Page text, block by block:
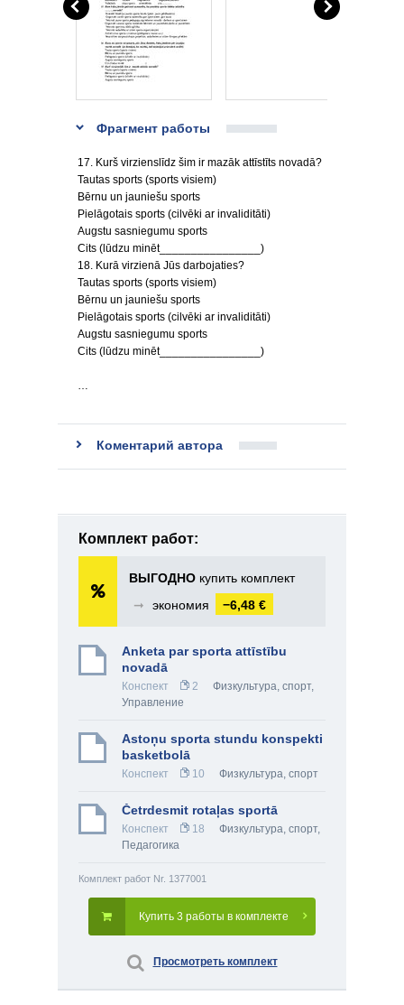
Фрагмент работы
17. Kurš virzienslīdz šim ir mazāk attīstīts novadā?
Tautas sports (sports visiem)
Bērnu un jauniešu sports
Pielāgotais sports (cilvēki ar invaliditāti)
Augstu sasniegumu sports
Cits (lūdzu minēt________________)
18. Kurā virzienā Jūs darbojaties?
Tautas sports (sports visiem)
Bērnu un jauniešu sports
Pielāgotais sports (cilvēki ar invaliditāti)
Augstu sasniegumu sports
Cits (lūdzu minēt________________)
…
Коментарий автора
Комплект работ:
ВЫГОДНО купить комплект
➞
экономия −6,48 €
Anketa par sporta attīstību
novadā
Конспект 2 Физкультура, спорт,
Управление
Astoņu sporta stundu konspekti
basketbolā
Конспект 10 Физкультура, спорт
Četrdesmit rotaļas sportā
Конспект 18 Физкультура, спорт,
Педагогика
Комплект работ Nr. 1377001
Купить 3 работы в комплекте
Просмотреть комплект